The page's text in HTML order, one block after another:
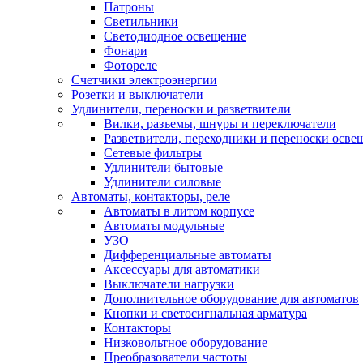
Патроны
Светильники
Светодиодное освещение
Фонари
Фотореле
Счетчики электроэнергии
Розетки и выключатели
Удлинители, переноски и разветвители
Вилки, разъемы, шнуры и переключатели
Разветвители, переходники и переноски
Сетевые фильтры
Удлинители бытовые
Удлинители силовые
Автоматы, контакторы, реле
Автоматы в литом корпусе
Автоматы модульные
УЗО
Дифференциальные автоматы
Аксессуары для автоматики
Выключатели нагрузки
Дополнительное оборудование для автоматов
Кнопки и светосигнальная арматура
Контакторы
Низковольтное оборудование
Преобразователи частоты